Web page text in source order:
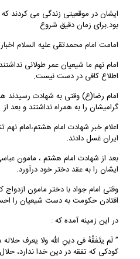
ایشان در موقعیتی زندگی می کردند
بود.برای زمان دقیق شروع
امامت امام محمدتقی علیه السلام
امام نهم ما شیعیان عمر طولانی
اطلاع کافی در دست نیست.
امام رضا(ع) وقتی به شهادت رسیدند
گرامیشان را به همراه نداشتند و بعد از
اعلام خبر شهادت امام هشتم،امام نهم
ایران غسل دادند.
بعد از شهادت امام هشتم ، مامون
ایشان را به عقد دختر خود درآورد.
وقتی امام جواد با دختر مامون
افتادن حکومت به دست شیعیان را
در این زمینه آمده که :
” لَم یتَفَقَّهُ فی دینِ الله ولا یعرف
کودکی که تفقه در دین خدا ندارد، حلال